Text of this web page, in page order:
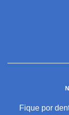
Fique por